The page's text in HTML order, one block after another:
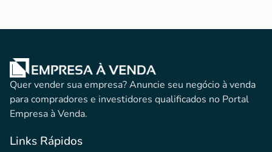
Quer vender sua empresa? Anuncie seu negócio à venda
para compradores e investidores qualificados no Portal
Empresa à Venda.
Links Rápidos